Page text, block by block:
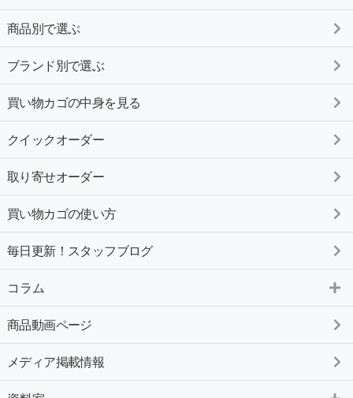
商品別で選ぶ
ブランド別で選ぶ
買い物カゴの中身を見る
クイックオーダー
取り寄せオーダー
買い物カゴの使い方
毎日更新！スタッフブログ
コラム
商品動画ページ
メディア掲載情報